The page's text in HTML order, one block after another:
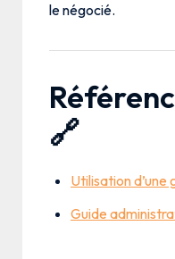
le négocié.
🔗
Utilisation
Guide